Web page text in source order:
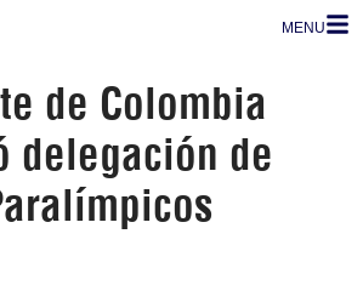
MENU
de Colombia
delegación de